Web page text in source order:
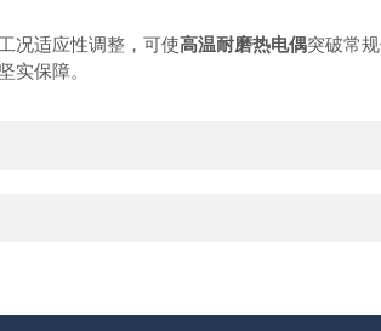
况适应性调整，可使高温耐磨热电偶突破常
实保障。